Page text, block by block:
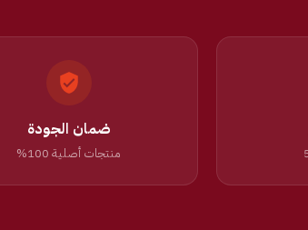
ضمان الجودة
منتجات أصلية 100%